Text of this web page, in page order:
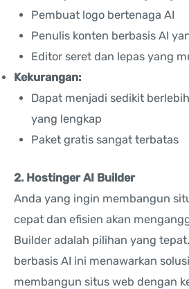
Pembuat logo bertenaga AI
Penulis konten berbasis AI
Editor seret dan lepas yang
Kekurangan:
Dapat menjadi sedikit
yang lengkap
Paket gratis sangat terbatas
2. Hostinger AI Builder
Anda yang ingin membangun
cepat dan efisien akan
Builder adalah pilihan yang
berbasis AI ini menawarkan
membangun situs web dengan